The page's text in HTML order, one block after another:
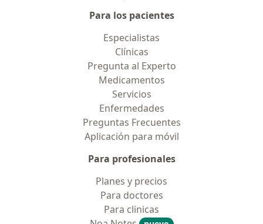
Para los pacientes
Especialistas
Clínicas
Pregunta al Experto
Medicamentos
Servicios
Enfermedades
Preguntas Frecuentes
Aplicación para móvil
Para profesionales
Planes y precios
Para doctores
Para clinicas